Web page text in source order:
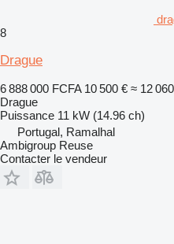
8
Drague
6 888 000 FCFA 10 500 € ≈ 12
Drague
Puissance 11 kW (14.96 ch)
Portugal, Ramalhal
Ambigroup Reuse
Contacter le vendeur